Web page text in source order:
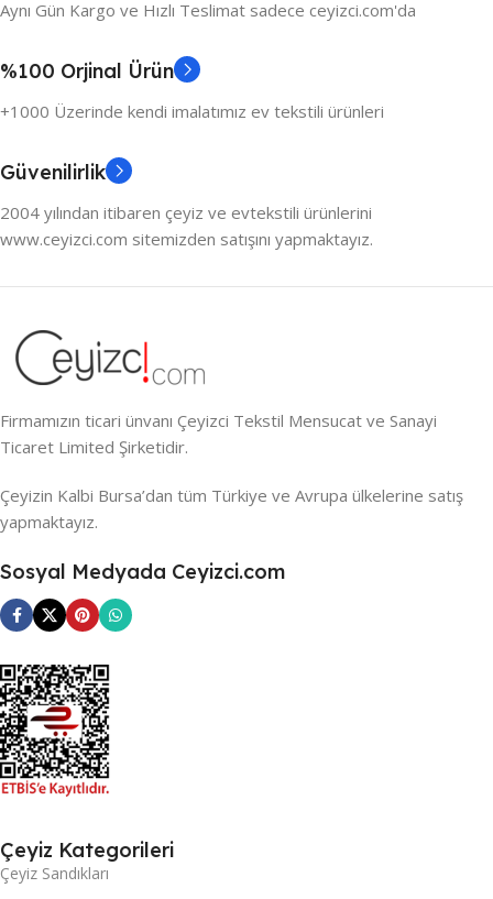
Aynı Gün Kargo ve Hızlı Teslimat sadece ceyizci.com'da
%100 Orjinal Ürün
+1000 Üzerinde kendi imalatımız ev tekstili ürünleri
Güvenilirlik
2004 yılından itibaren çeyiz ve evtekstili ürünlerini
www.ceyizci.com sitemizden satışını yapmaktayız.
Firmamızın ticari ünvanı Çeyizci Tekstil Mensucat ve Sanayi
Ticaret Limited Şirketidir.
Çeyizin Kalbi Bursa’dan tüm Türkiye ve Avrupa ülkelerine satış
yapmaktayız.
Sosyal Medyada Ceyizci.com
Çeyiz Kategorileri
Çeyiz Sandıkları